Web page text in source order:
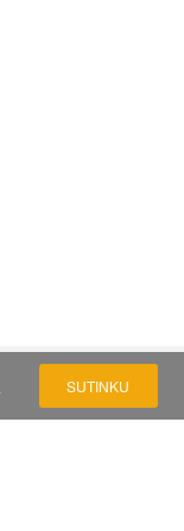
SUTINKU